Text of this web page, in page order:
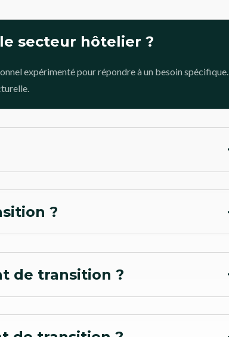
secteur hôtelier ?
expérimenté pour répondre à un besoin spécifique.
?
de transition ?